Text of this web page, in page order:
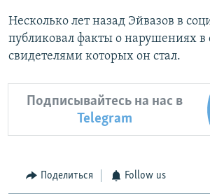
Несколько лет назад Эйвазов в
публиковал факты о нарушениях в
свидетелями которых он стал.
Подписывайтесь на нас в
Telegram
Поделиться Follow us